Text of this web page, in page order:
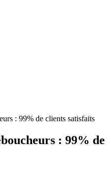
: 99% de clients satisfaits
: 99% de